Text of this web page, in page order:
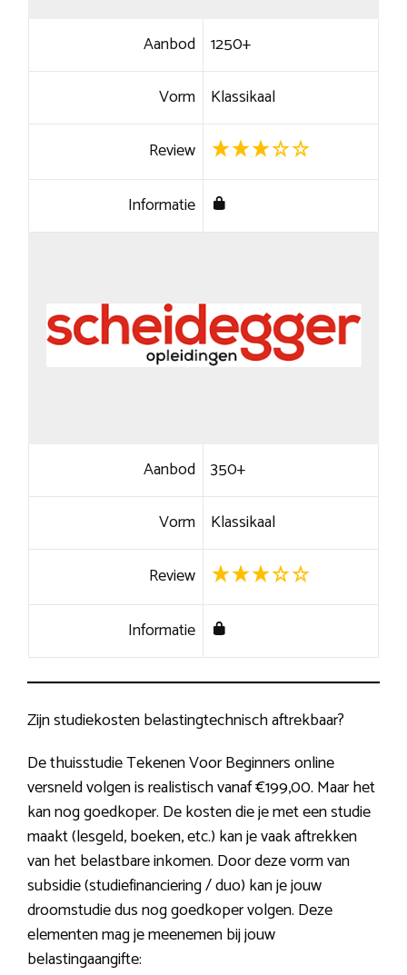
Aanbod 1250+
Vorm Klassikaal
Review
Informatie
Aanbod 350+
Vorm Klassikaal
Review
Informatie
Zijn studiekosten belastingtechnisch aftrekbaar?
De thuisstudie Tekenen Voor Beginners online
versneld volgen is realistisch vanaf €199,00. Maar het
kan nog goedkoper. De kosten die je met een studie
maakt (lesgeld, boeken, etc.) kan je vaak aftrekken
van het belastbare inkomen. Door deze vorm van
subsidie (studiefinanciering / duo) kan je jouw
droomstudie dus nog goedkoper volgen. Deze
elementen mag je meenemen bij jouw
belastingaangifte: